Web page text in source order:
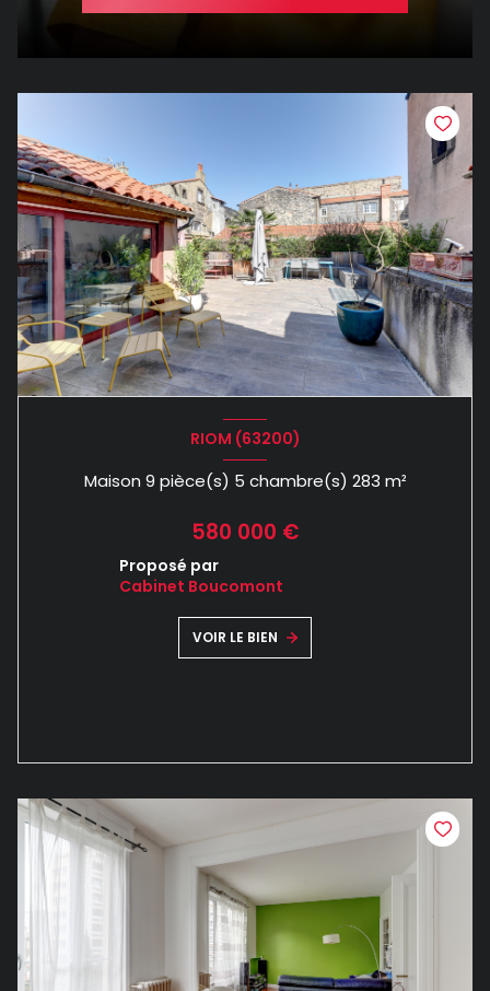
RIOM (63200)
Maison 9 pièce(s) 5 chambre(s) 283 m²
580 000 €
Proposé par
Cabinet Boucomont
VOIR LE BIEN